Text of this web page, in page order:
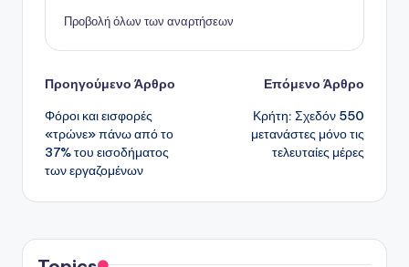
Προβολή όλων των αναρτήσεων
Πλοήγηση
δημοσιεύσεων
Προηγούμενο Άρθρο
Φόροι και εισφορές
«τρώνε» πάνω από το
37% του εισοδήματος
των εργαζομένων
Επόμενο Άρθρο
Κρήτη: Σχεδόν 550
μετανάστες μόνο τις
τελευταίες μέρες